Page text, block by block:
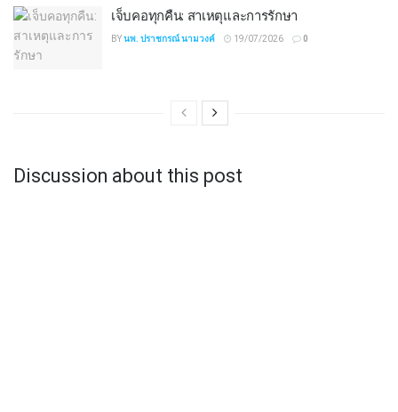
เจ็บคอทุกคืน: สาเหตุและการรักษา
BYนพ. ปราชกรณ์ นามวงค์ 19/07/2026 0
Discussion about this post